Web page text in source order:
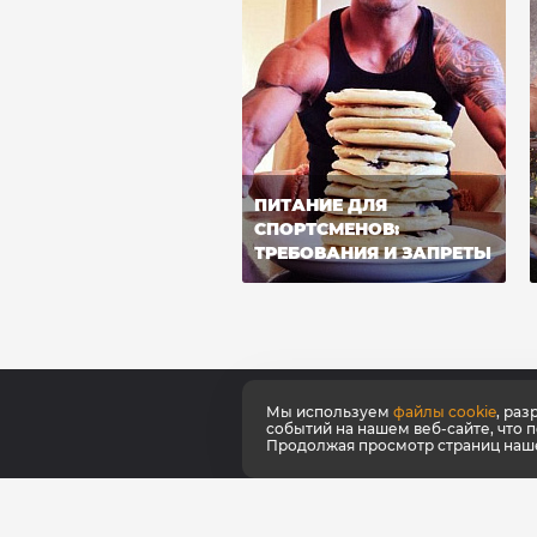
ПИТАНИЕ ДЛЯ
СПОРТСМЕНОВ:
ТРЕБОВАНИЯ И ЗАПРЕТЫ
О
Мы используем файлы cookie,
событий на нашем веб-сайте, что
Продолжая просмотр страниц